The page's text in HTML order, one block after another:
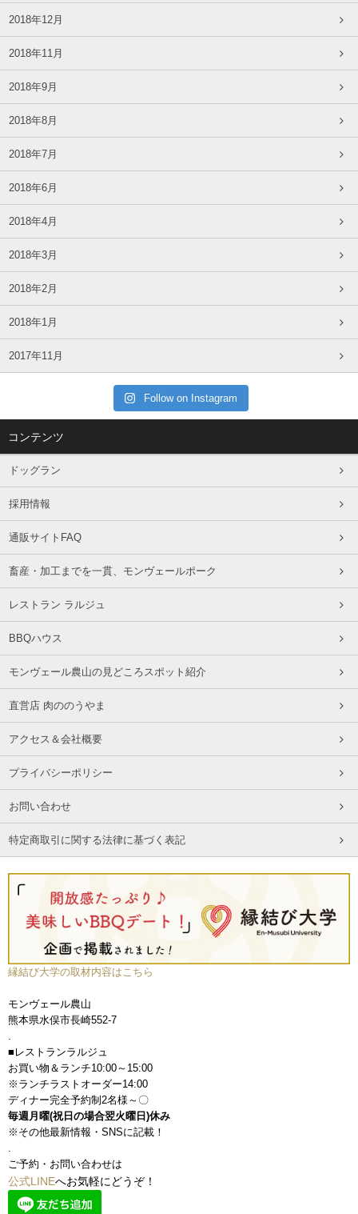
2018年12月
2018年11月
2018年9月
2018年8月
2018年7月
2018年6月
2018年4月
2018年3月
2018年2月
2018年1月
2017年11月
Follow on Instagram
コンテンツ
ドッグラン
採用情報
通販サイトFAQ
畜産・加工までを一貫、モンヴェールポーク
レストラン ラルジュ
BBQハウス
モンヴェール農山の見どころスポット紹介
直営店 肉ののうやま
アクセス＆会社概要
プライバシーポリシー
お問い合わせ
特定商取引に関する法律に基づく表記
縁結び大学の取材内容はこちら
モンヴェール農山
熊本県水俣市長崎552-7
.
■レストランラルジュ
お買い物＆ランチ10:00～15:00
※ランチラストオーダー14:00
ディナー完全予約制2名様～〇
毎週月曜(祝日の場合翌火曜日)休み
※その他最新情報・SNSに記載！
.
ご予約・お問い合わせは
公式LINEへお気軽にどうぞ！